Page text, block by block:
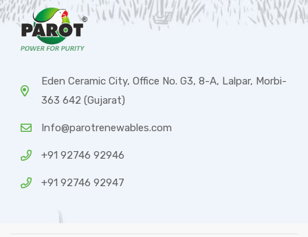
Eden Ceramic City, Office No. G3, 8-A, Lalpar, Morbi-
363 642 (Gujarat)
Info@parotrenewables.com
+91 92746 92946
+91 92746 92947